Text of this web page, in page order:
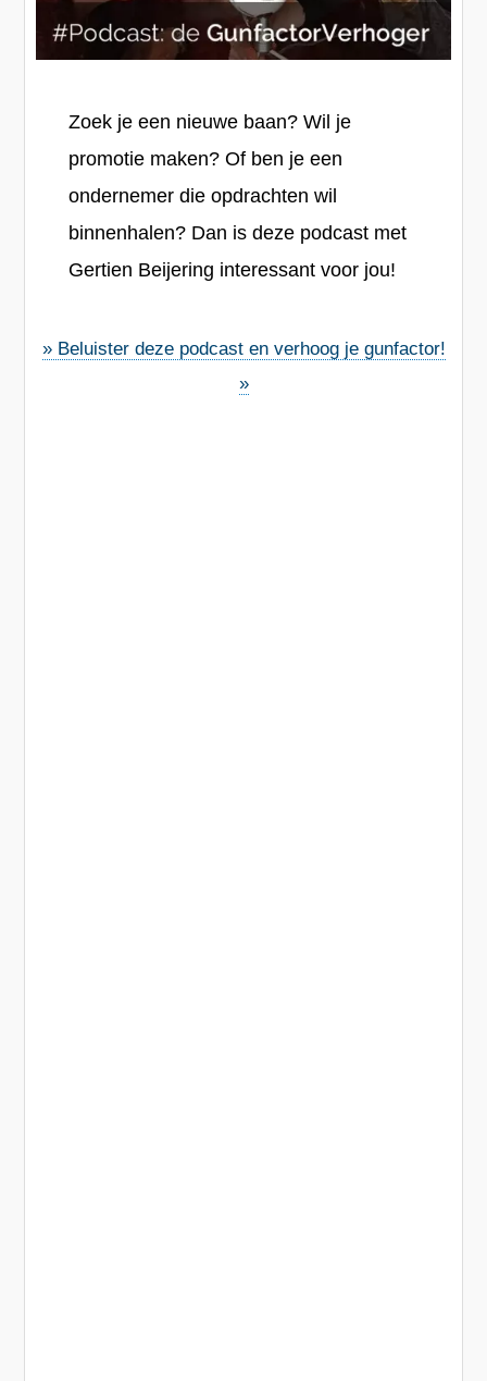
Zoek je een nieuwe baan? Wil je
promotie maken? Of ben je een
ondernemer die opdrachten wil
binnenhalen? Dan is deze podcast met
Gertien Beijering interessant voor jou!
» Beluister deze podcast en verhoog je gunfactor!
»